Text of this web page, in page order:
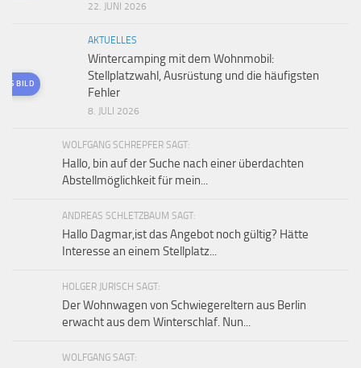
22. JUNI 2026
BILD
AKTUELLES
Wintercamping mit dem Wohnmobil:
Stellplatzwahl, Ausrüstung und die häufigsten
Fehler
8. JULI 2026
WOLFGANG SCHREPFER SAGT:
Hallo, bin auf der Suche nach einer überdachten
Abstellmöglichkeit für mein...
ANDREAS SCHLETZBAUM SAGT:
Hallo Dagmar,ist das Angebot noch gültig? Hätte
Interesse an einem Stellplatz...
HOLGER JURISCH SAGT:
Der Wohnwagen von Schwiegereltern aus Berlin
erwacht aus dem Winterschlaf. Nun...
WOLFGANG SAGT: